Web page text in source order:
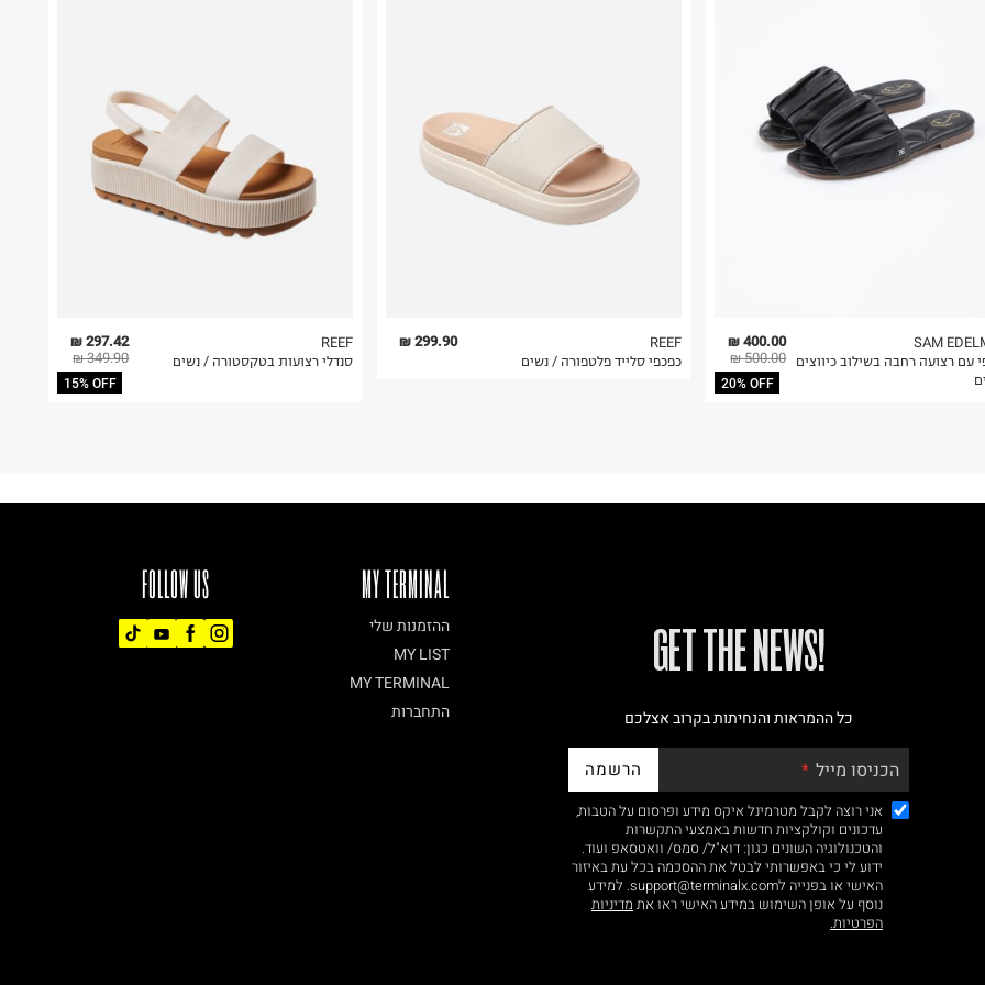
297.42 ₪
349.90 ₪
15% OFF
REEF
סנדלי רצועות בטקסטורה / נשים
299.90 ₪
REEF
כפכפי סלייד פלטפורה / נשים
400.00 ₪
500.00 ₪
20% OFF
SAM
עם רצועה רחבה בשילוב כיווצים
FOLLOW US MY TERMINAL
ההזמנות שלי
MY LIST
MY TERMINAL
התחברות
!GET THE NEWS
כל ההמראות והנחיתות בקרוב אצלכם
הכניסו מייל הרשמה
אני רוצה לקבל מטרמינל איקס מידע ופרסום על הטבות,
עדכונים וקולקציות חדשות באמצעי התקשרות
והטכנולוגיה השונים כגון: דוא"ל/ סמס/ וואטסאפ ועוד.
ידוע לי כי באפשרותי לבטל את ההסכמה בכל עת באיזור
האישי או בפנייה לsupport@terminalx.com. למידע
נוסף על אופן השימוש במידע האישי ראו את מדיניות
הפרטיות.